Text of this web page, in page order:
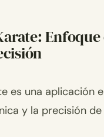
Enfoque
es una aplicación
y la precisión de